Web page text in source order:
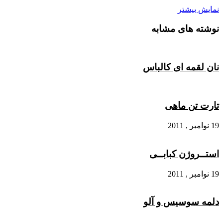
نمایش بیشتر
نوشته های مشابه
نان لقمه‌ ای کالباس
تارت تن ماهی
19 نوامبر , 2011
استــروژن کبابــی
19 نوامبر , 2011
دلمه سوسیس و آلو